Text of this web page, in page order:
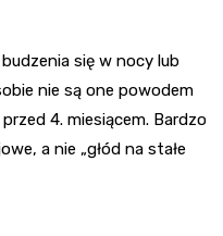
się w nocy lub
nie są one powodem
4. miesiącem. Bardzo
a nie „głód na stałe